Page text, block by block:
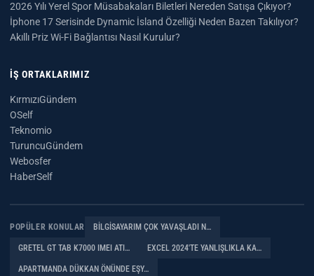
2026 Yılı Yerel Spor Müsabakaları Biletleri Nereden Satışa Çıkıyor?
İphone 17 Serisinde Dynamic İsland Özelliği Neden Bazen Takılıyor?
Akıllı Priz Wi-Fi Bağlantısı Nasıl Kurulur?
İŞ ORTAKLARIMIZ
KırmızıGündem
OSelf
Teknomio
TuruncuGündem
Webosfer
HaberSelf
POPÜLER KONULAR BILGISAYARIM ÇOK YAVAŞLADI N…
GRETEL GT TAB K7000 IMEI ATI… EXCEL 2024'TE YANLIŞLIKLA KA…
APARTMANDA DÜKKAN ÖNÜNDE EŞY…